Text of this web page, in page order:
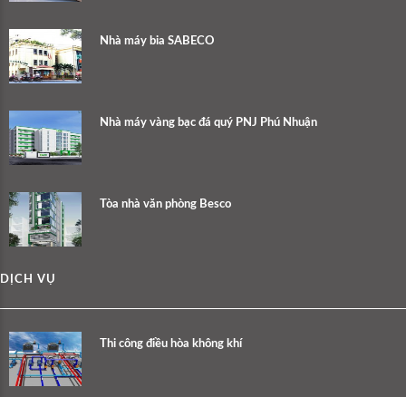
Nhà máy bia SABECO
Nhà máy vàng bạc đá quý PNJ Phú Nhuận
Tòa nhà văn phòng Besco
DỊCH VỤ
Thi công điều hòa không khí